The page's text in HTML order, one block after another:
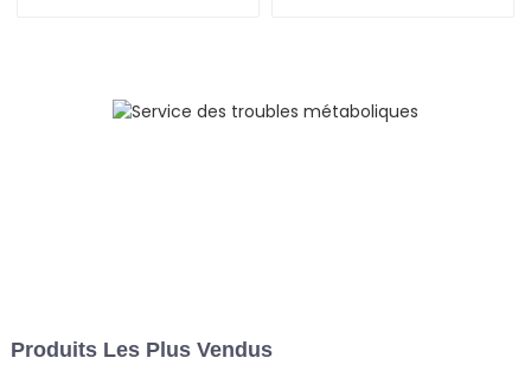
Produits Les Plus Vendus